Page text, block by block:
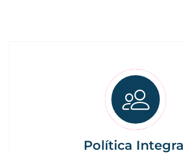
Política